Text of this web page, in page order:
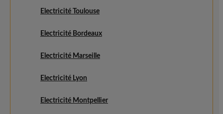
Electricité Toulouse
Electricité Bordeaux
Electricité Marseille
Electricité Lyon
Electricité Montpellier